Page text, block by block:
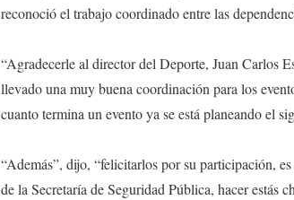
reconoció el trabajo coordinado entre las
“Agradecerle al director del Deporte, Juan Carlos
llevado una muy buena coordinación para los
cuanto termina un evento ya se está planeando el
“Además”, dijo, “felicitarlos por su participación,
de la Secretaría de Seguridad Pública, hacer estás